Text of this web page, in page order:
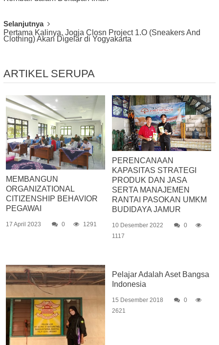
Selanjutnya
Pertama Kalinya, Jogja Closn Project 1.O (Sneakers And
Clothing) Akan Digelar di Yogyakarta
ARTIKEL SERUPA
MEMBANGUN
ORGANIZATIONAL
CITIZENSHIP BEHAVIOR
PEGAWAI
17 April 2023 0 1291
PERENCANAAN
KAPASITAS STRATEGI
PRODUK DAN JASA
SERTA MANAJEMEN
RANTAI PASOKAN UMKM
BUDIDAYA JAMUR
10 Desember 2022
0
1117
Pelajar Adalah Aset Bangsa
Indonesia
15 Desember 2018
0
2621